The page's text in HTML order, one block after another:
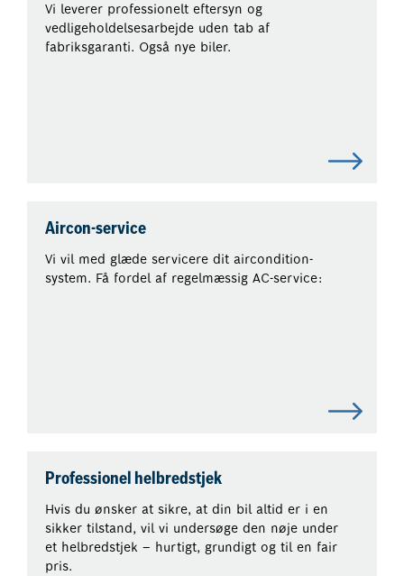
Vi leverer professionelt eftersyn og
vedligeholdelsesarbejde uden tab af
fabriksgaranti. Også nye biler.
Aircon-service
Vi vil med glæde servicere dit aircondition-
system. Få fordel af regelmæssig AC-service:
Professionel helbredstjek
Hvis du ønsker at sikre, at din bil altid er i en
sikker tilstand, vil vi undersøge den nøje under
et helbredstjek – hurtigt, grundigt og til en fair
pris.